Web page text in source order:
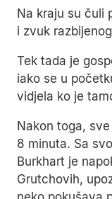
Na kraju su čuli
i zvuk
Tek tada je
iako se u
vidjela ko je
Nakon toga,
8 minuta. Sa
Burkhart je
Grutchovih,